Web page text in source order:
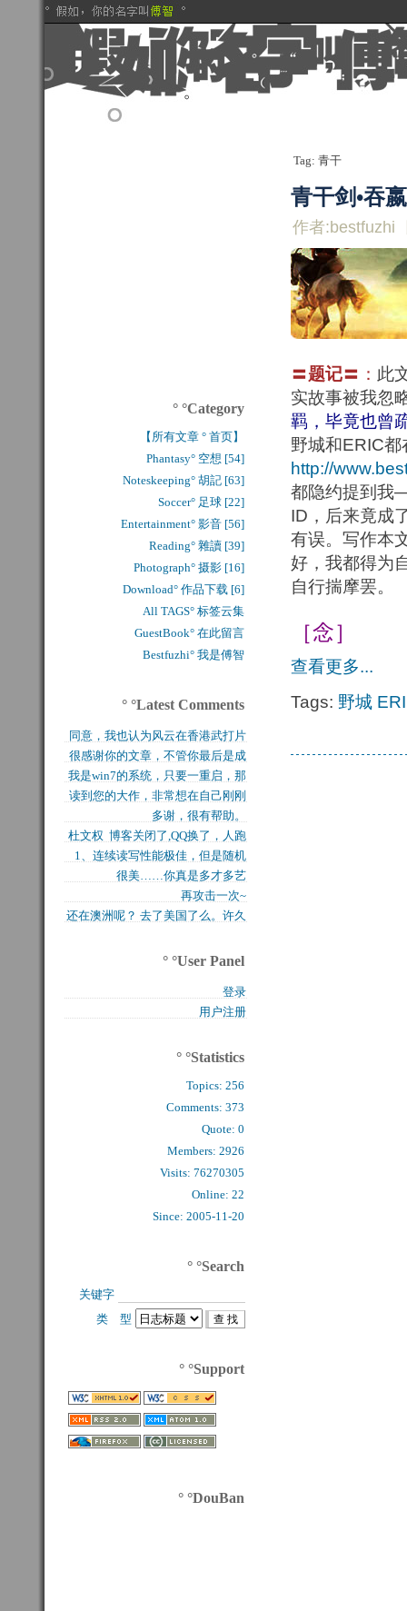
Tag: 青干
青干剑•吞
作者:bestfuzhi
〓题记〓： 此
实故事被我忽
羁，毕竟也曾
野城和ERIC
http://
都隐约提到我
ID，后来竟成
有误。写作本
好，我都得为
自行揣摩罢。
［念］
查看更多...
Tags: 野城
° °Category
【所有文章 ° 首页】
Phantasy° 空想 [54]
Noteskeeping° 胡記 [63]
Soccer° 足球 [22]
Entertainment° 影音 [56]
Reading° 雜讀 [39]
Photograph° 摄影 [16]
Download° 作品下载 [6]
All TAGS° 标签云集
GuestBook° 在此留言
Bestfuzhi° 我是傅智
° °Latest Comments
同意，我也认为风云在香港武打片
历史上是绝无仅有的，...
很感谢你的文章，不管你最后是成
功还是失败，能让后来...
我是win7的系统，只要一重启，那
块MFT盘就无法...
读到您的大作，非常想在自己刚刚
买的固态硬盘上试试，...
多谢，很有帮助。
杜文权 博客关闭了,QQ换了，人跑
了 新的QQ...
1、连续读写性能极佳，但是随机
写入性能极差（这对于...
很美……你真是多才多艺
再攻击一次~
还在澳洲呢？ 去了美国了么。许久
° °User Panel
登录
用户注册
° °Statistics
Topics:256
Comments: 373
Quote: 0
Members: 2926
Visits: 76270305
Online: 22
Since: 2005-11-20
° °Search
关键字
类 型
° °Support
° °DouBan